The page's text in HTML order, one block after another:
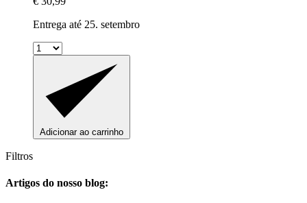
Entrega até 25. setembro
Adicionar ao carrinho
Filtros
Artigos do nosso blog: